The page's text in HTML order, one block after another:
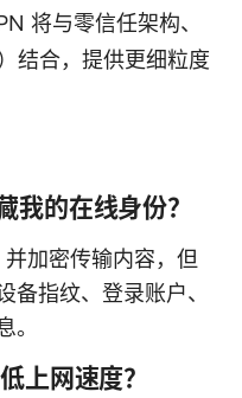
将与零信任架构、
结合，提供更细粒度
我的在线身份？
加密传输内容，但
备指纹、登录账户、
。
上网速度？